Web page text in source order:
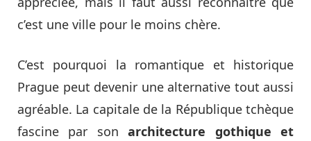
c’est une ville pour le moins chère.
C’est pourquoi la romantique et historique
Prague peut devenir une alternative tout aussi
agréable. La capitale de la République tchèque
fascine par sonarchitecture gothique et